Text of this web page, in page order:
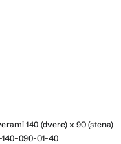
140 (dvere) x 90 (stena)
090-01-40